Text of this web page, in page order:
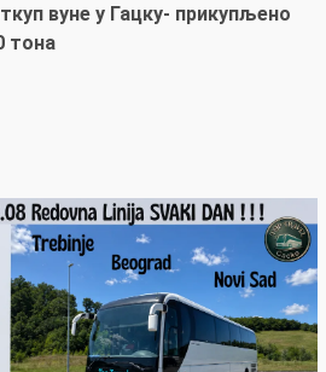
вуне у Гацку- прикупљено
тона